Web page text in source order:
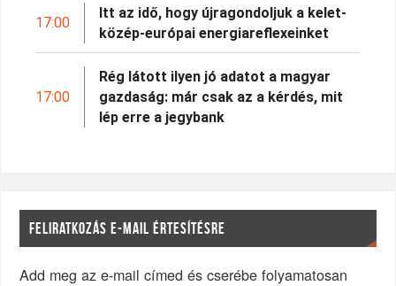
17:00
Itt az idő, hogy újragondoljuk a kelet-
közép-európai energiareflexeinket
17:00
Rég látott ilyen jó adatot a magyar
gazdaság: már csak az a kérdés, mit
lép erre a jegybank
FELIRATKOZÁS E-MAIL ÉRTESÍTÉSRE
Add meg az e-mail címed és cserébe folyamatosan